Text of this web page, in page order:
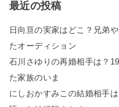
最近の投稿
日向亘の実家はどこ？兄弟
たオーディション
石川さゆりの再婚相手は？
た家族のいま
にしおかすみこの結婚相手